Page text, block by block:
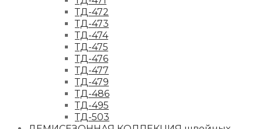
ТД-472
ТД-473
ТД-474
ТД-475
ТД-476
ТД-477
ТД-479
ТД-486
ТД-495
ТД-503